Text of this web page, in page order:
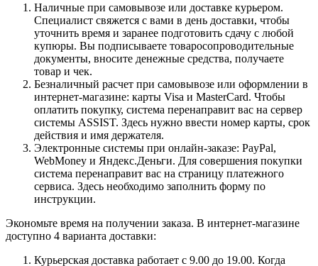
Наличные при самовывозе или доставке курьером.
Специалист свяжется с вами в день доставки, чтобы
уточнить время и заранее подготовить сдачу с любой
купюры. Вы подписываете товаросопроводительные
документы, вносите денежные средства, получаете
товар и чек.
Безналичный расчет при самовывозе или оформлении в
интернет-магазине: карты Visa и MasterCard. Чтобы
оплатить покупку, система перенаправит вас на сервер
системы ASSIST. Здесь нужно ввести номер карты, срок
действия и имя держателя.
Электронные системы при онлайн-заказе: PayPal,
WebMoney и Яндекс.Деньги. Для совершения покупки
система перенаправит вас на страницу платежного
сервиса. Здесь необходимо заполнить форму по
инструкции.
Экономьте время на получении заказа. В интернет-магазине
доступно 4 варианта доставки:
Курьерская доставка работает с 9.00 до 19.00. Когда